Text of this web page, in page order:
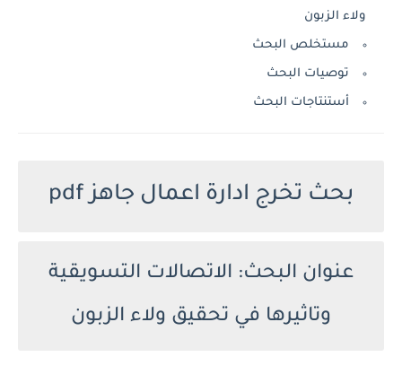
ولاء الزبون
مستخلص البحث
توصيات البحث
أستنتاجات البحث
بحث تخرج ادارة اعمال جاهز pdf
عنوان البحث: الاتصالات التسويقية
وتاثيرها في تحقيق ولاء الزبون